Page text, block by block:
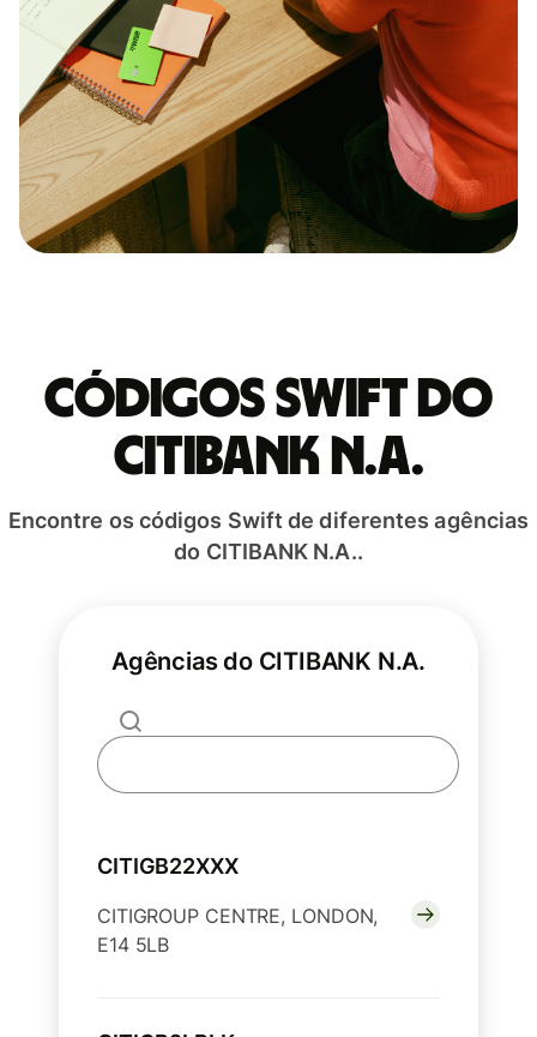
Códigos Swift do
CITIBANK N.A.
Encontre os códigos Swift de diferentes agências
do CITIBANK N.A..
Agências do CITIBANK N.A.
CITIGB22XXX
CITIGROUP CENTRE, LONDON,
E14 5LB